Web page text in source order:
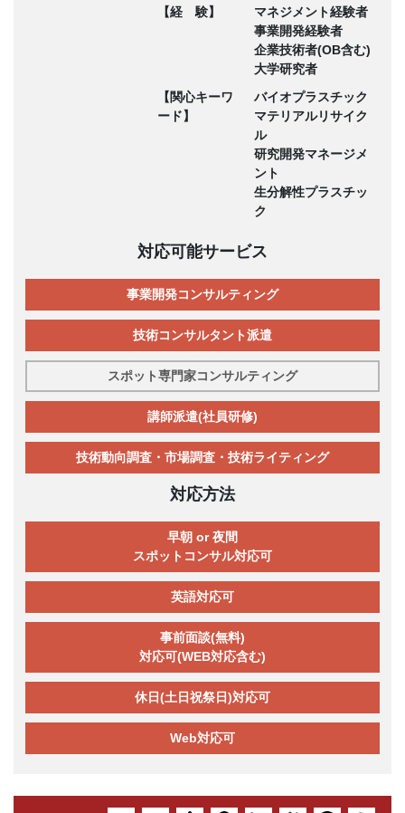
【経 験】
マネジメント経験者
事業開発経験者
企業技術者(OB含む)
大学研究者
【関心キーワ
ード】
バイオプラスチック
マテリアルリサイク
ル
研究開発マネージメ
ント
生分解性プラスチッ
ク
対応可能サービス
事業開発コンサルティング
技術コンサルタント派遣
スポット専門家コンサルティング
講師派遣(社員研修)
技術動向調査・市場調査・技術ライティング
対応方法
早朝 or 夜間
スポットコンサル対応可
英語対応可
事前面談(無料)
対応可(WEB対応含む)
休日(土日祝祭日)対応可
Web対応可